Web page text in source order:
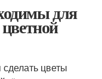
для
цветы